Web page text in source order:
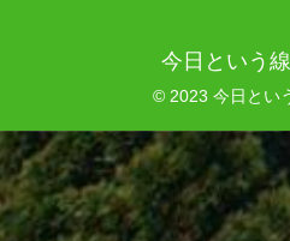
今日という
© 2023 今日とい